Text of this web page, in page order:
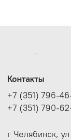
Контакты
+7 (351) 796-
+7 (351) 790-
г Челябинск,